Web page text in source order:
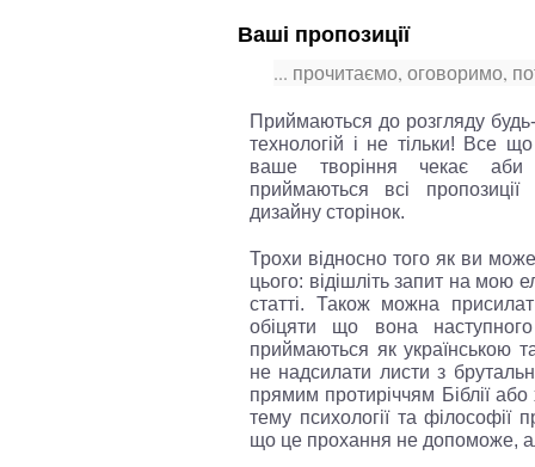
Ваші пропозиції
... прочитаємо, оговоримо,
Приймаються до розгляду
технологій і не тільки! Все
ваше творіння чекає аби
приймаються всі
дизайну сторінок.
Трохи відносно того як ви
цього: відішліть запит на мою
статті. Також можна
обіцяти що вона
приймаються як українською
не надсилати листи з
прямим протиріччям Біблії
тему психології та
що це прохання не допоможе,